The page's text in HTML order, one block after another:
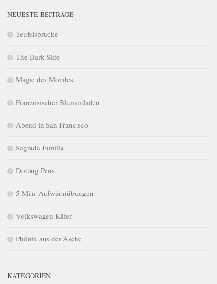
NEUESTE BEITRÄGE
Teufelsbrücke
The Dark Side
Magie des Mondes
Französischer Blumenladen
Abend in San Francisco
Sagrada Familia
Dotting Pens
5 Mini-Aufwärmübungen
Volkswagen Käfer
Phönix aus der Asche
KATEGORIEN